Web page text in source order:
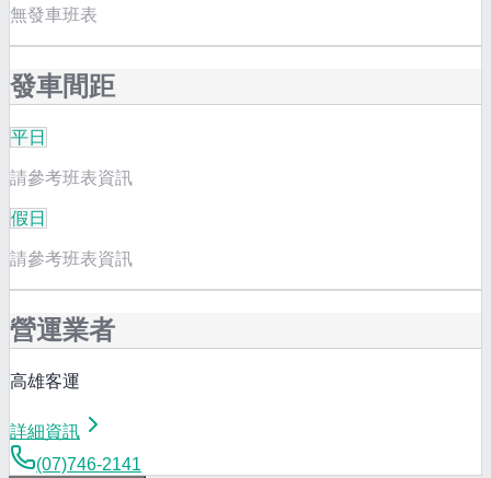
無發車班表
發車間距
平日
請參考班表資訊
假日
請參考班表資訊
營運業者
高雄客運
詳細資訊
(07)746-2141